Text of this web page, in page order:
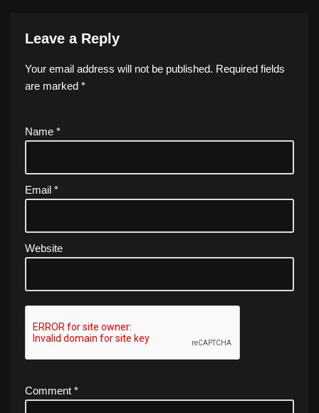
Leave a Reply
Your email address will not be published. Required fields
are marked *
Name *
Email *
Website
Comment *